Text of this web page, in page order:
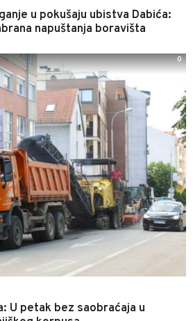
u pokušaju ubistva Dabića:
napuštanja boravišta
U petak bez saobraćaja u
0